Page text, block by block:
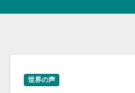
世界の声